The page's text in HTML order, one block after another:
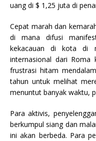
uang di $ 1,25 juta di
Cepat marah dan
di mana difusi
kekacauan di kota di
internasional dari Roma
frustrasi hitam
tahun untuk melihat
menuntut banyak waktu,
Para aktivis,
berkumpul siang dan
ini akan berbeda. Para